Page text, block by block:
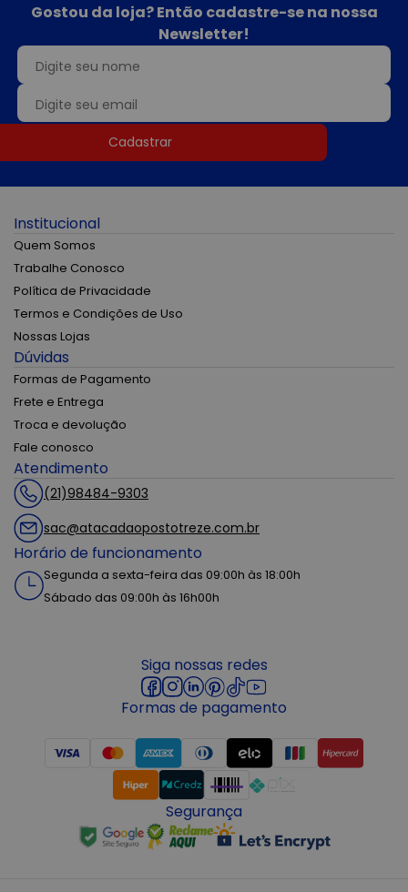
Gostou da loja? Então cadastre-se na nossa
Newsletter!
Cadastrar
Institucional
Quem Somos
Trabalhe Conosco
Política de Privacidade
Termos e Condições de Uso
Nossas Lojas
Dúvidas
Formas de Pagamento
Frete e Entrega
Troca e devolução
Fale conosco
Atendimento
(21)98484-9303
sac@atacadaopostotreze.com.br
Horário de funcionamento
Segunda a sexta-feira das 09:00h às 18:00h
Sábado das 09:00h às 16h00h
Siga nossas redes
Formas de pagamento
Segurança